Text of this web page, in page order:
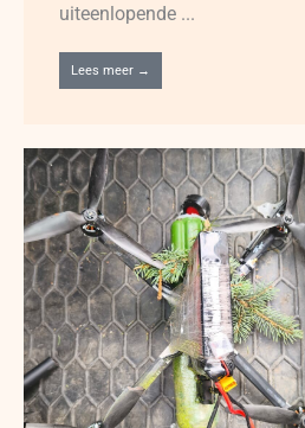
uiteenlopende ...
Lees meer →